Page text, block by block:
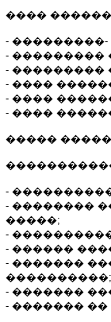
����
-
- ���������
- ���������
- ����
- ����
- ����
�����
-
- ��������
�����;
-
- ������
- �������
����������;
- �������
- �������